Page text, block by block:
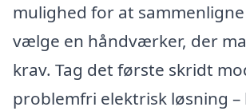
mulighed for at
vælge en håndværker, der
krav. Tag det første skridt
problemfri elektrisk løsning –